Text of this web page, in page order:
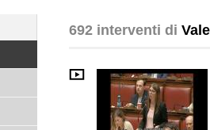
692 interventi di